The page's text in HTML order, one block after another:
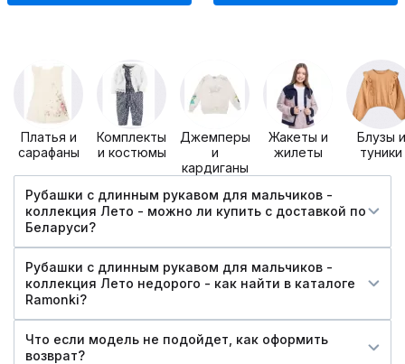
Платья и
сарафаны
Комплекты
и костюмы
Джемперы
и
кардиганы
Жакеты и
жилеты
Блузы и
туники
Рубашки с длинным рукавом для мальчиков -
коллекция Лето - можно ли купить c доставкой по
Беларуси?
Рубашки с длинным рукавом для мальчиков -
коллекция Лето недорого - как найти в каталоге
Ramonki?
Что если модель не подойдет, как оформить
возврат?